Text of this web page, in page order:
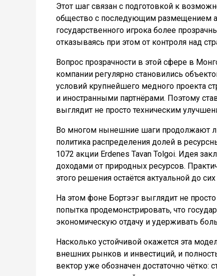
Этот шаг связан с подготовкой к
общество с последующим размещением
государственного игрока более
отказываясь при этом от контроля над
Вопрос прозрачности в этой сфере в
компании регулярно становились
условий крупнейшего медного проекта
и иностранными партнёрами. Поэтому
выглядит не просто техническим
Во многом нынешние шаги продолжают
политика распределения долей в
1072 акции Erdenes Tavan Tolgoi. Идея
доходами от природных ресурсов.
этого решения остаётся актуальной до сих
На этом фоне Бортээг выглядит не
попытка продемонстрировать, что
экономическую отдачу и удерживать
Насколько устойчивой окажется эта
внешних рынков и инвестиций, и
вектор уже обозначен достаточно чётко: